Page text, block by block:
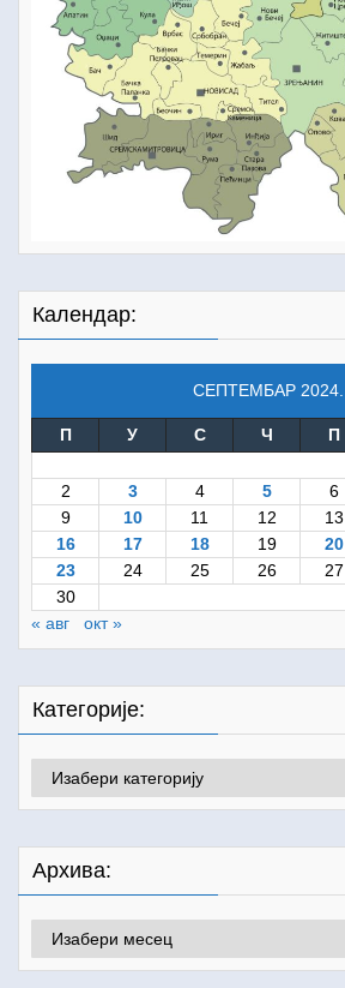
Календар:
СЕПТЕМБАР 2024.
П У С Ч П
2
3 4 5 6
9
10 11 12 13
16
17 18 19 20
23
24 25 26 27
30
« авг
окт »
Категорије:
Категорије:
Архива:
Архива: